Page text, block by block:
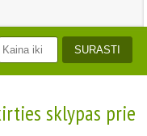
sklypas prie